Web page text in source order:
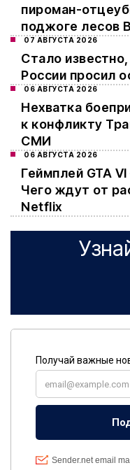
пироман-
поджоге лесов
07 АВГУСТА 2026
Стало
России просил
06 АВГУСТА 2026
Нехватка
к конфликту
СМИ
06 АВГУСТА 2026
Геймплей GTA
Чего ждут от
Netflix